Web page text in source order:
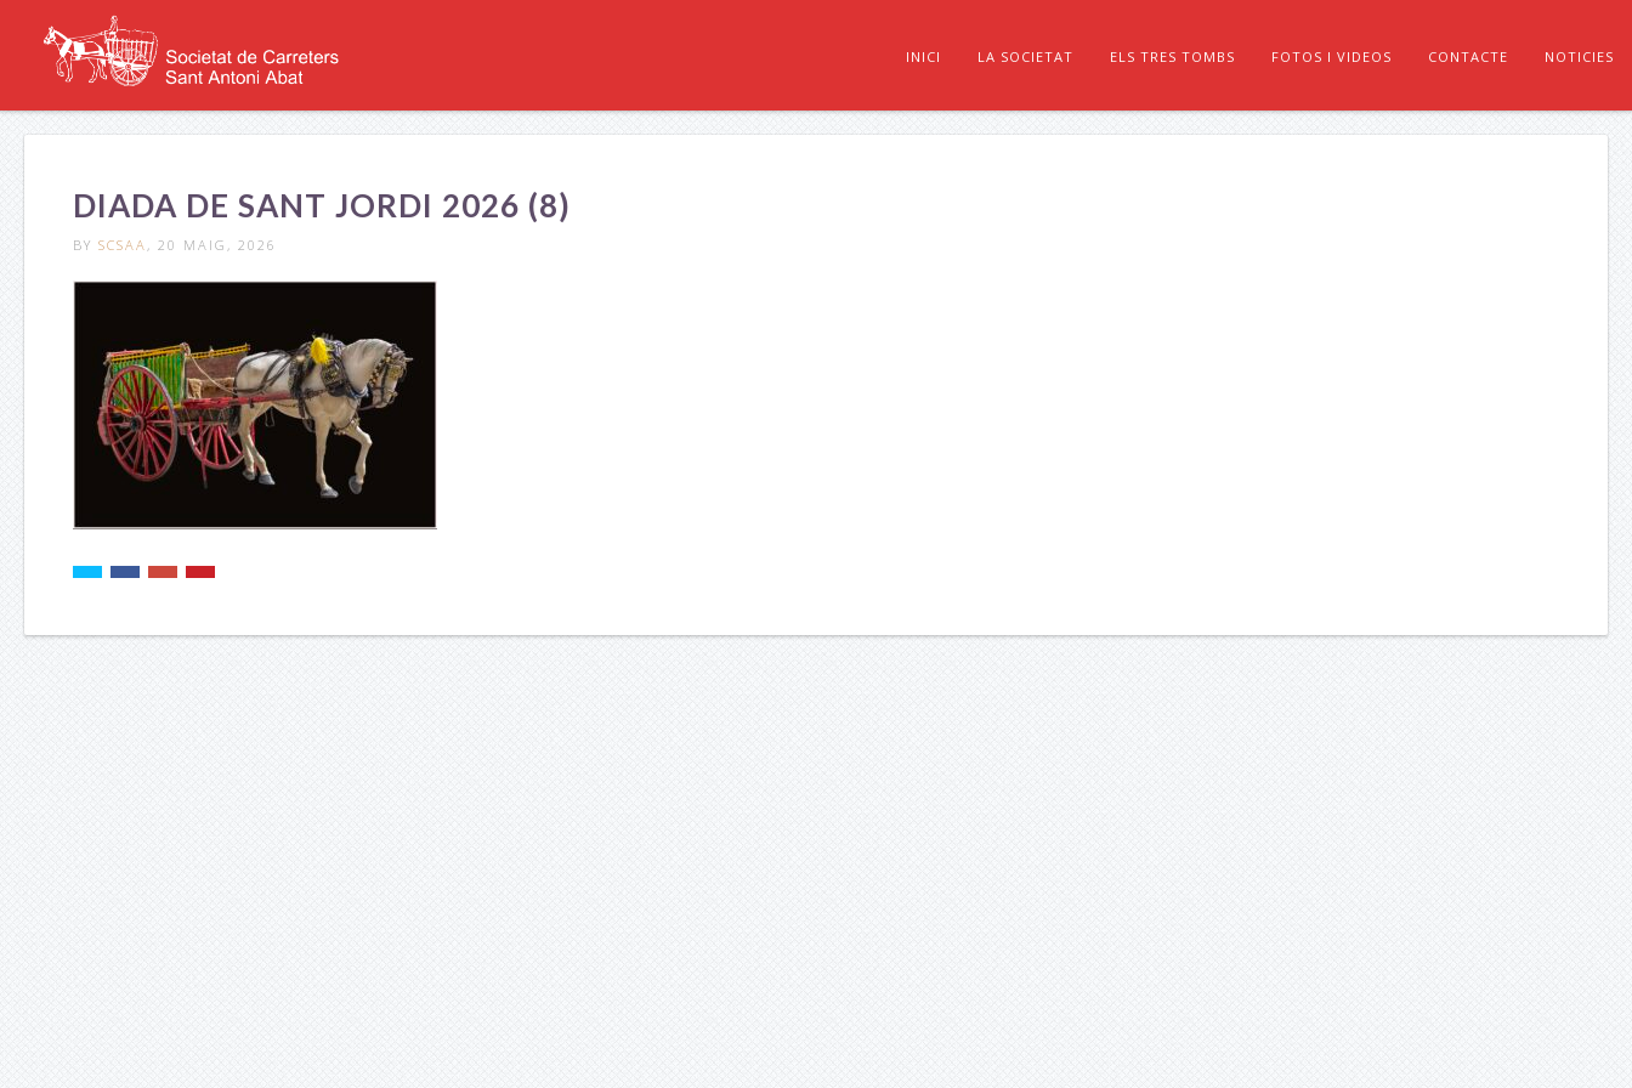
INICI LA SOCIETAT ELS TRES TOMBS FOTOS I VIDEOS CONTACTE NOTICIES
DIADA DE SANT JORDI 2026 (8)
BY SCSAA , 20 MAIG, 2026